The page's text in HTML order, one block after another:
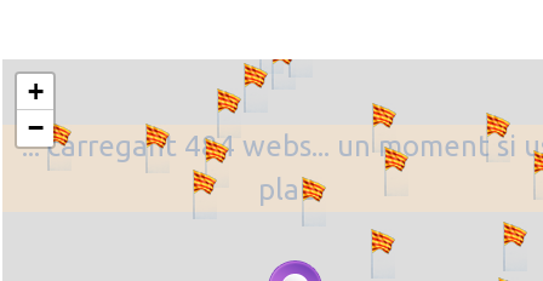
... carregant 484 webs... un moment si
plau
+
−